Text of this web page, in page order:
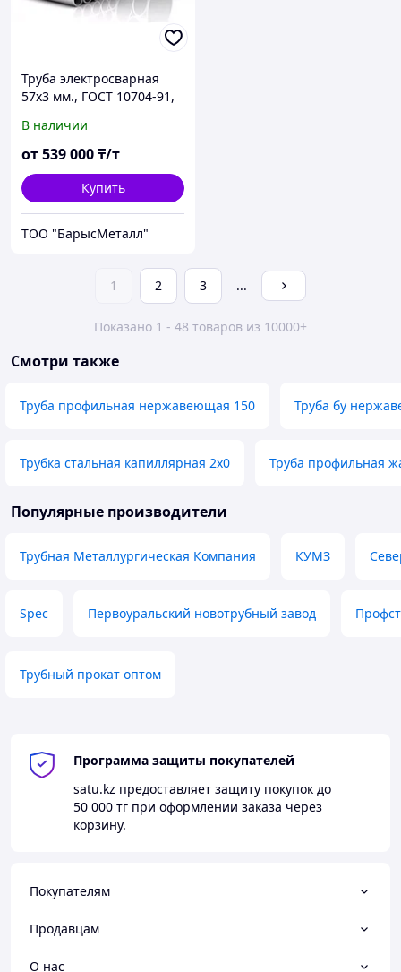
Труба электросварная
57х3 мм., ГОСТ 10704-91,
В наличии
от539 000₸/т
Купить
ТОО "БарысМеталл"
1 2 3 ...
Показано 1 - 48 товаров из 10000+
Смотри также
Труба профильная нержавеющая 150 Труба бу
Трубка стальная капиллярная 2х0 Труба профильная
Популярные производители
Трубная Металлургическая Компания КУМЗ
Spec Первоуральский новотрубный завод
Трубный прокат оптом
Программа защиты покупателей
satu.kz предоставляет защиту покупок до
50 000 тг при оформлении заказа через
корзину.
Покупателям
Продавцам
О нас